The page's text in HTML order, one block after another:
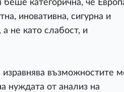
категорична, че
иновативна, сигурна и
не като слабост, и
изравнява възможностите
нуждата от анализ на